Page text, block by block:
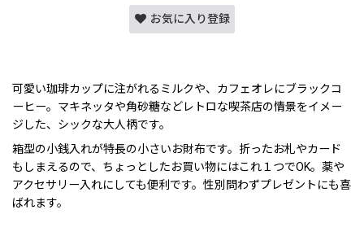
お気に入り登録
可愛い珈琲カップに注がれるミルクや、カフェオレにブラックコ
ーヒー。マキネッタや角砂糖などレトロな喫茶店の情景をイメー
ジした、シックな大人柄です。
箱型の小銭入れが特長の小さいお財布です。折ったお札やカード
もしまえるので、ちょっとしたお買い物にはこれ１つでOK。薬や
アクセサリー入れにしても便利です。性別問わずプレゼントにも喜
ばれます。